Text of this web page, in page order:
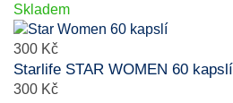
Skladem
300 Kč
Starlife STAR WOMEN 60 kapslí
300 Kč